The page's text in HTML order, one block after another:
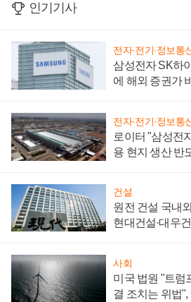
인기기사
전자·전기·정보통
삼성전자 SK하
에 해외 증권가
전자·전기·정보통
로이터 "삼성전
용 현지 생산 반
건설
원전 건설 국내
현대건설·대우
사회
미국 법원 "트럼
결 조치는 위법",